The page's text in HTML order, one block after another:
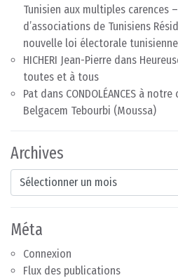
Tunisien aux multiples carences –
d’associations de Tunisiens
nouvelle loi électorale tunisienne
HICHERI Jean-Pierre dans
toutes et à tous
Pat dans CONDOLÉANCES à
Belgacem Tebourbi (Moussa)
Archives
Archives
Méta
Connexion
Flux des publications